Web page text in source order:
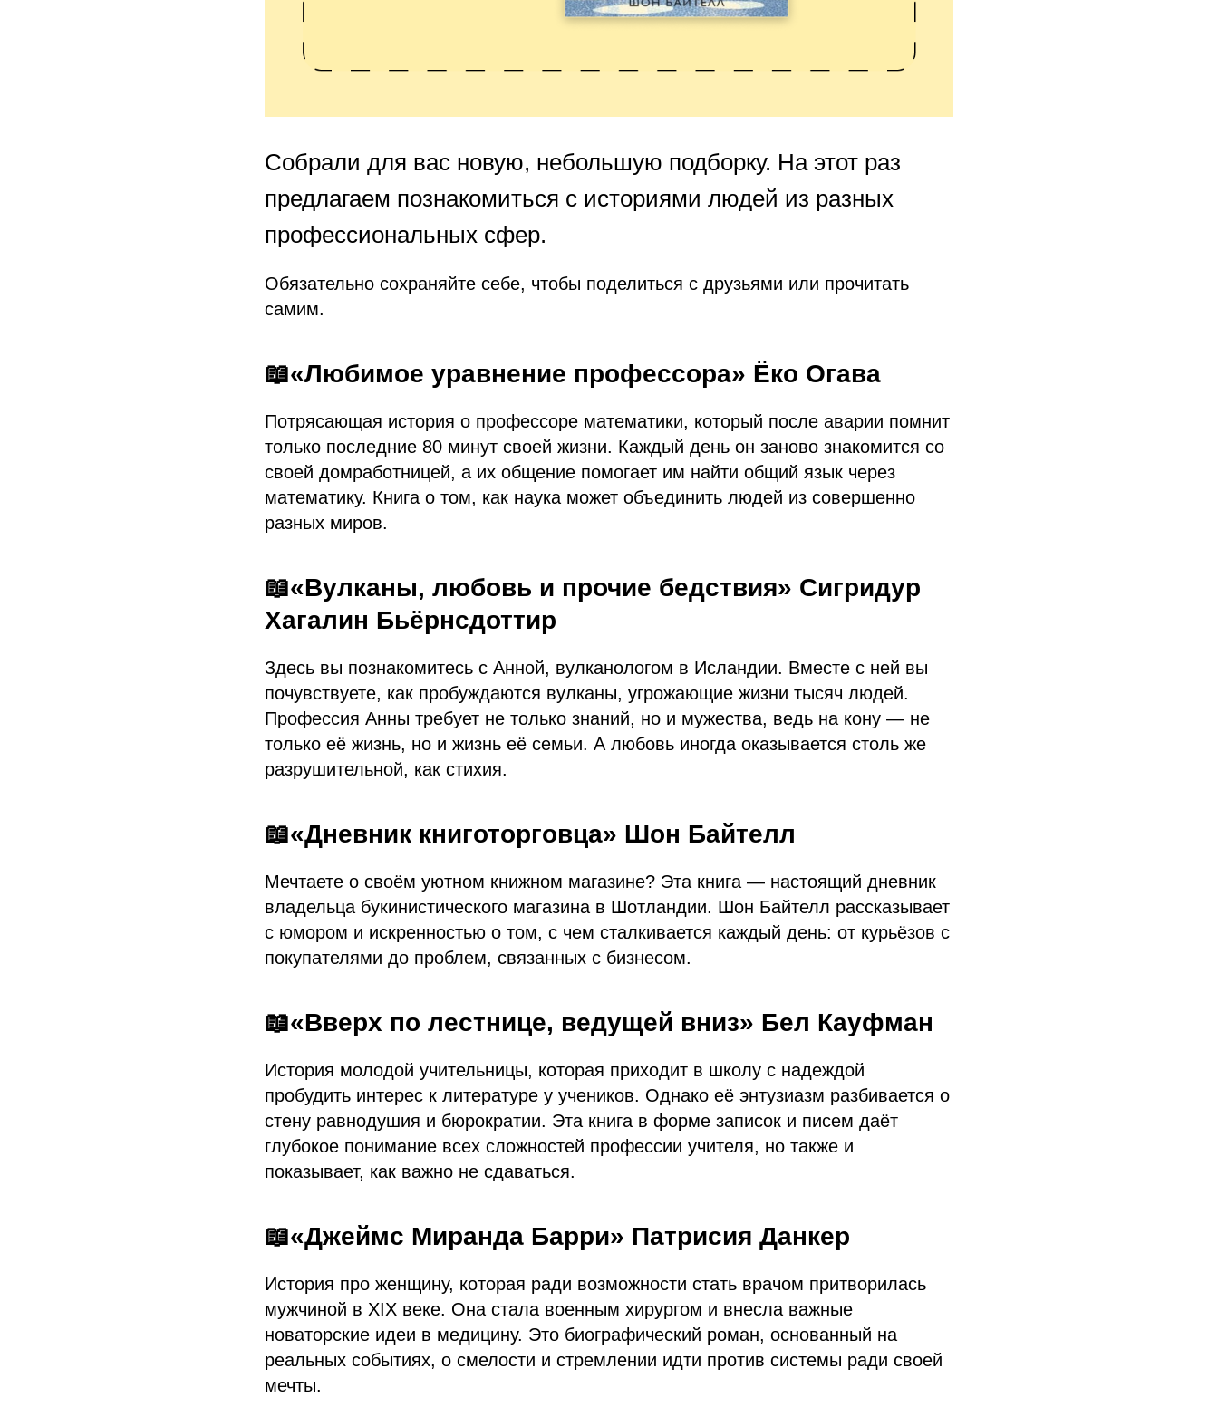
Собрали для вас новую, небольшую подборку. На этот раз
предлагаем познакомиться с историями людей из разных
профессиональных сфер.
Обязательно сохраняйте себе, чтобы поделиться с друзьями или прочитать
самим.
📖«Любимое уравнение профессора» Ёко Огава
Потрясающая история о профессоре математики, который после аварии помнит
только последние 80 минут своей жизни. Каждый день он заново знакомится со
своей домработницей, а их общение помогает им найти общий язык через
математику. Книга о том, как наука может объединить людей из совершенно
разных миров.
📖«Вулканы, любовь и прочие бедствия» Сигридур
Хагалин Бьёрнсдоттир
Здесь вы познакомитесь с Анной, вулканологом в Исландии. Вместе с ней вы
почувствуете, как пробуждаются вулканы, угрожающие жизни тысяч людей.
Профессия Анны требует не только знаний, но и мужества, ведь на кону — не
только её жизнь, но и жизнь её семьи. А любовь иногда оказывается столь же
разрушительной, как стихия.
📖«Дневник книготорговца» Шон Байтелл
Мечтаете о своём уютном книжном магазине? Эта книга — настоящий дневник
владельца букинистического магазина в Шотландии. Шон Байтелл рассказывает
с юмором и искренностью о том, с чем сталкивается каждый день: от курьёзов с
покупателями до проблем, связанных с бизнесом.
📖«Вверх по лестнице, ведущей вниз» Бел Кауфман
История молодой учительницы, которая приходит в школу с надеждой
пробудить интерес к литературе у учеников. Однако её энтузиазм разбивается о
стену равнодушия и бюрократии. Эта книга в форме записок и писем даёт
глубокое понимание всех сложностей профессии учителя, но также и
показывает, как важно не сдаваться.
📖«Джеймс Миранда Барри» Патрисия Данкер
История про женщину, которая ради возможности стать врачом притворилась
мужчиной в XIX веке. Она стала военным хирургом и внесла важные
новаторские идеи в медицину. Это биографический роман, основанный на
реальных событиях, о смелости и стремлении идти против системы ради своей
мечты.